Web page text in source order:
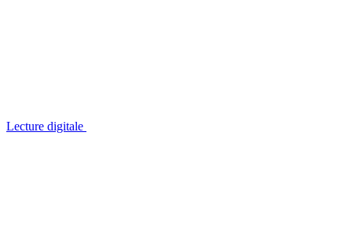
Lecture digitale